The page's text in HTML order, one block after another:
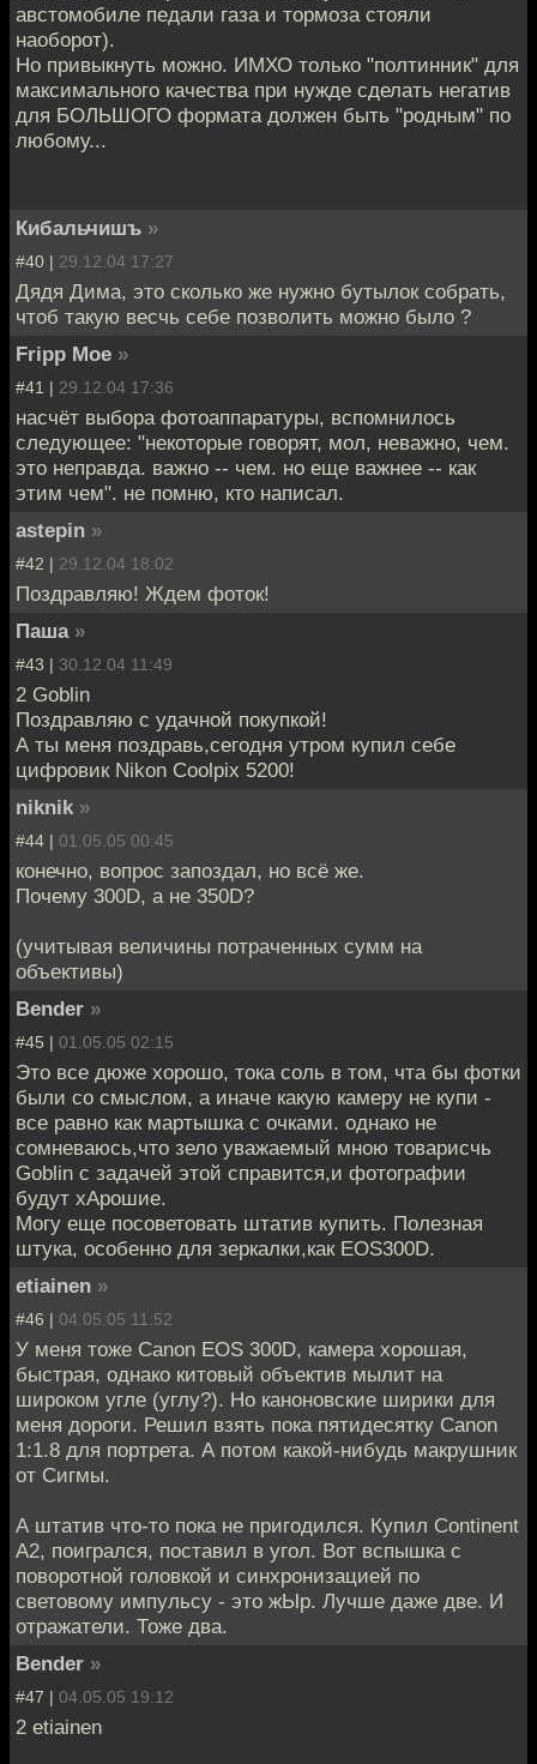
австомобиле педали газа и тормоза стояли
наоборот).
Но привыкнуть можно. ИМХО только "полтинник" для
максимального качества при нужде сделать негатив
для БОЛЬШОГО формата должен быть "родным" по
любому...
Кибальчишъ »
#40 | 29.12.04 17:27
Дядя Дима, это сколько же нужно бутылок собрать,
чтоб такую весчь себе позволить можно было ?
Fripp Moe »
#41 | 29.12.04 17:36
насчёт выбора фотоаппаратуры, вспомнилось
следующее: "некоторые говорят, мол, неважно, чем.
это неправда. важно -- чем. но еще важнее -- как
этим чем". не помню, кто написал.
astepin »
#42 | 29.12.04 18:02
Поздравляю! Ждем фоток!
Паша »
#43 | 30.12.04 11:49
2 Goblin
Поздравляю с удачной покупкой!
А ты меня поздравь,сегодня утром купил себе
цифровик Nikon Coolpix 5200!
niknik »
#44 | 01.05.05 00:45
конечно, вопрос запоздал, но всё же.
Почему 300D, а не 350D?
(учитывая величины потраченных сумм на
объективы)
Bender »
#45 | 01.05.05 02:15
Это все дюже хорошо, тока соль в том, чта бы фотки
были со смыслом, а иначе какую камеру не купи -
все равно как мартышка с очками. однако не
сомневаюсь,что зело уважаемый мною товарисчь
Goblin с задачей этой справится,и фотографии
будут хАрошие.
Могу еще посоветовать штатив купить. Полезная
штука, особенно для зеркалки,как ЕОS300D.
etiainen »
#46 | 04.05.05 11:52
У меня тоже Canon EOS 300D, камера хорошая,
быстрая, однако китовый объектив мылит на
широком угле (углу?). Но каноновские ширики для
меня дороги. Решил взять пока пятидесятку Canon
1:1.8 для портрета. А потом какой-нибудь макрушник
от Сигмы.
А штатив что-то пока не пригодился. Купил Continent
A2, поигрался, поставил в угол. Вот вспышка с
поворотной головкой и синхронизацией по
световому импульсу - это жЫр. Лучше даже две. И
отражатели. Тоже два.
Bender »
#47 | 04.05.05 19:12
2 etiainen